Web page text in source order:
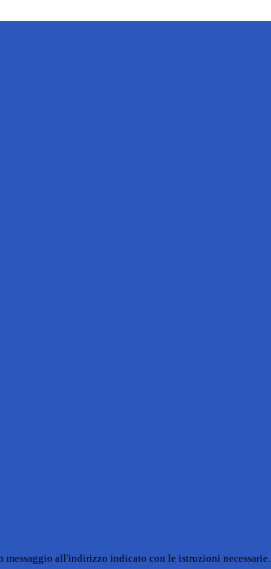
messaggio all'indirizzo indicato con le istruzioni necessarie.